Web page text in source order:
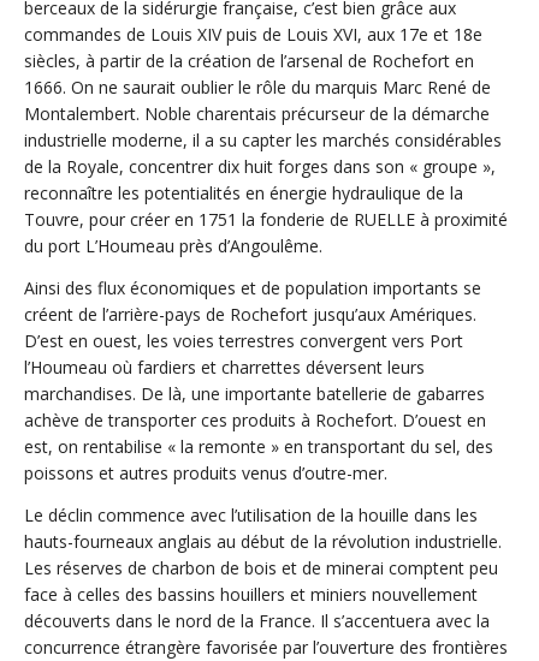
berceaux de la sidérurgie française, c’est bien grâce aux
commandes de Louis XIV puis de Louis XVI, aux 17e et 18e
siècles, à partir de la création de l’arsenal de Rochefort en
1666. On ne saurait oublier le rôle du marquis Marc René de
Montalembert. Noble charentais précurseur de la démarche
industrielle moderne, il a su capter les marchés considérables
de la Royale, concentrer dix huit forges dans son « groupe »,
reconnaître les potentialités en énergie hydraulique de la
Touvre, pour créer en 1751 la fonderie de RUELLE à proximité
du port L’Houmeau près d’Angoulême.
Ainsi des flux économiques et de population importants se
créent de l’arrière-pays de Rochefort jusqu’aux Amériques.
D’est en ouest, les voies terrestres convergent vers Port
l’Houmeau où fardiers et charrettes déversent leurs
marchandises. De là, une importante batellerie de gabarres
achève de transporter ces produits à Rochefort. D’ouest en
est, on rentabilise « la remonte » en transportant du sel, des
poissons et autres produits venus d’outre-mer.
Le déclin commence avec l’utilisation de la houille dans les
hauts-fourneaux anglais au début de la révolution industrielle.
Les réserves de charbon de bois et de minerai comptent peu
face à celles des bassins houillers et miniers nouvellement
découverts dans le nord de la France. Il s’accentuera avec la
concurrence étrangère favorisée par l’ouverture des frontières